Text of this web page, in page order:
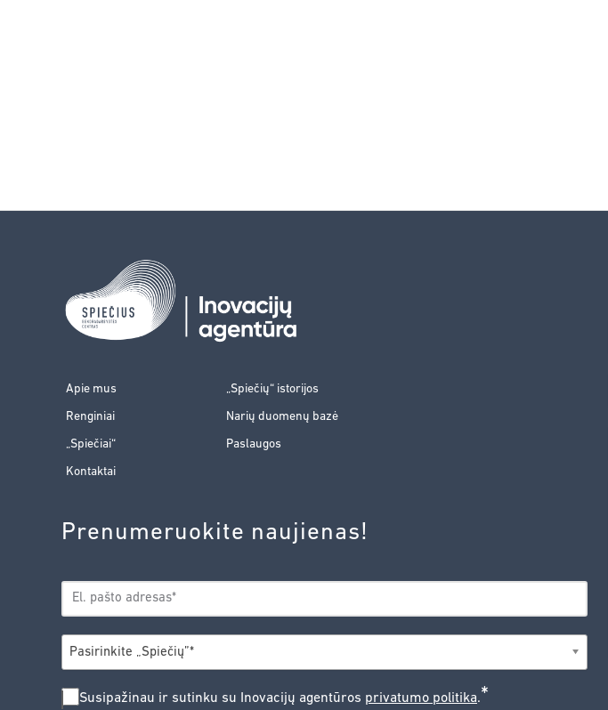
Apie mus „Spiečių“ istorijos
Renginiai Narių duomenų bazė
„Spiečiai“ Paslaugos
Kontaktai
Prenumeruokite naujienas!
EL.
PAŠTAS*
MIESTAS*
Pasirinkite „Spiečių”*
SUSIPAŽINAU
Susipažinau ir sutinku su Inovacijų agentūros privatumo politika.*